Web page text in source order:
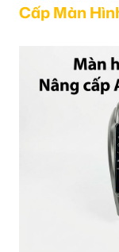
Cấp Màn